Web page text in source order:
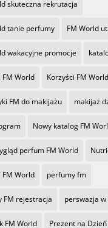
skuteczna rekrutacja
tanie perfumy FM World
wakacyjne promocje
FM World Korzyści FM World
FM do makijażu makijaż
Nowy katalog FM
perfum FM World
FM World perfumy fm
FM rejestracja perswazja
FM World Prezent na